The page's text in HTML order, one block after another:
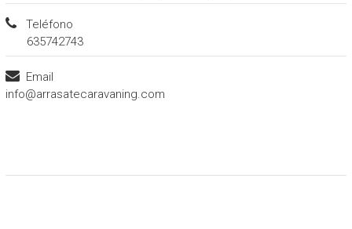
Teléfono
635742743
Email
info@arrasatecaravaning.com